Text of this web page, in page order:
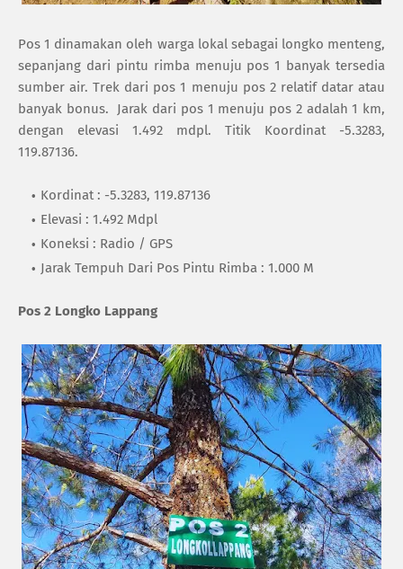
Pos 1 dinamakan oleh warga lokal sebagai longko menteng,
sepanjang dari pintu rimba menuju pos 1 banyak tersedia
sumber air. Trek dari pos 1 menuju pos 2 relatif datar atau
banyak bonus.
Jarak dari pos 1 menuju pos 2 adalah 1 km,
dengan elevasi 1.492 mdpl. Titik Koordinat -5.3283,
119.87136.
Kordinat : -5.3283, 119.87136
Elevasi : 1.492 Mdpl
Koneksi : Radio / GPS
Jarak Tempuh Dari Pos Pintu Rimba : 1.000 M
Pos 2 Longko Lappang